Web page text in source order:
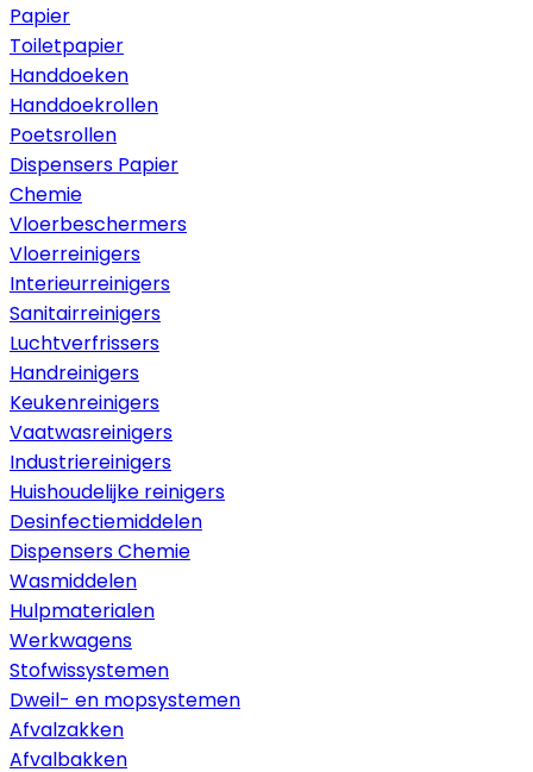
Papier
Toiletpapier
Handdoeken
Handdoekrollen
Poetsrollen
Dispensers Papier
Chemie
Vloerbeschermers
Vloerreinigers
Interieurreinigers
Sanitairreinigers
Luchtverfrissers
Handreinigers
Keukenreinigers
Vaatwasreinigers
Industriereinigers
Huishoudelijke reinigers
Desinfectiemiddelen
Dispensers Chemie
Wasmiddelen
Hulpmaterialen
Werkwagens
Stofwissystemen
Dweil- en mopsystemen
Afvalzakken
Afvalbakken